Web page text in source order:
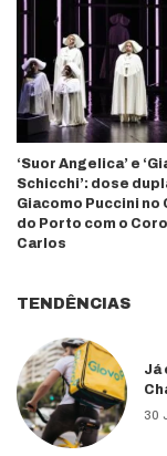
‘Suor Angelica’ e
Schicchi’: dose
Giacomo Puccini no
do Porto com o
Carlos
TENDÊNCIAS
Já
30